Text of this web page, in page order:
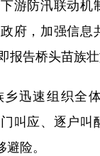
游防汛联动机
府，加强信
报告桥头苗族壮
迅速组织全体
叫应、逐户叫
险。